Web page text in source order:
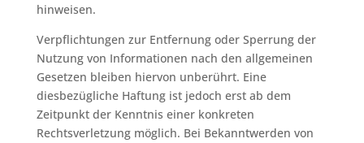
hinweisen.
Verpflichtungen zur Entfernung oder Sperrung der
Nutzung von Informationen nach den allgemeinen
Gesetzen bleiben hiervon unberührt. Eine
diesbezügliche Haftung ist jedoch erst ab dem
Zeitpunkt der Kenntnis einer konkreten
Rechtsverletzung möglich. Bei Bekanntwerden von